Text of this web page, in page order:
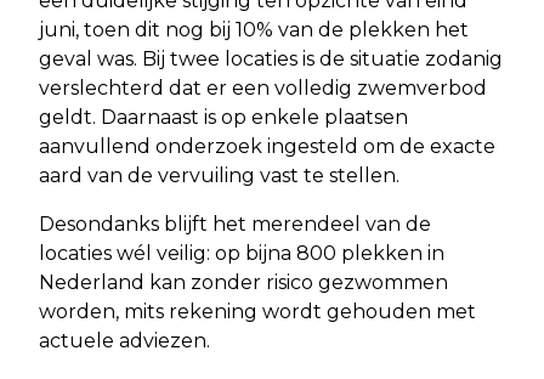
juni, toen dit nog bij 10% van de plekken het
geval was. Bij twee locaties is de situatie zodanig
verslechterd dat er een volledig zwemverbod
geldt. Daarnaast is op enkele plaatsen
aanvullend onderzoek ingesteld om de exacte
aard van de vervuiling vast te stellen.
Desondanks blijft het merendeel van de
locaties wél veilig: op bijna 800 plekken in
Nederland kan zonder risico gezwommen
worden, mits rekening wordt gehouden met
actuele adviezen.